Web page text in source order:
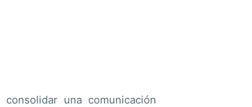
una comunicación